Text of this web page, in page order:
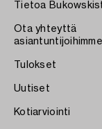
Tietoa
Ota yhteyttä
asiantuntijoihimme
Tulokset
Uutiset
Kotiarviointi